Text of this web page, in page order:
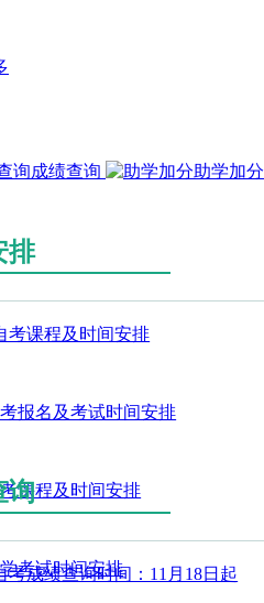
成绩查询 助学加分
排
考课程及时间安排
报名及考试时间安排
课程及时间安排
考试时间安排
询
考成绩查询时间：11月18日起